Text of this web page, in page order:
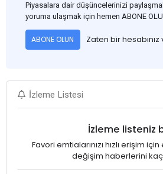
Piyasalara dair düşüncelerinizi
yoruma ulaşmak için hemen ABONE
ABONE OLUN Zaten bir hesabınız
İzleme Listesi
İzleme listeniz
Favori emtialarınızı hızlı erişim
değişim haberlerini